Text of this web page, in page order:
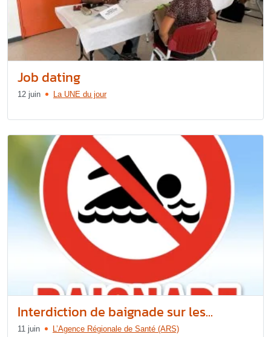
Job dating
12 juin La UNE du jour
Interdiction de baignade sur les...
11 juin L’Agence Régionale de Santé (ARS)